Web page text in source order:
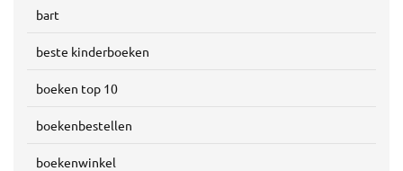
bart
beste kinderboeken
boeken top 10
boekenbestellen
boekenwinkel